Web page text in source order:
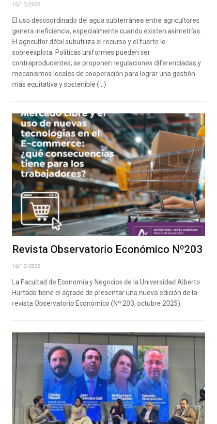
16/10/2025
El uso descoordinado del agua subterránea entre agricultores
genera ineficiencia, especialmente cuando existen asimetrías.
El agricultor débil subutiliza el recurso y el fuerte lo
sobreexplota. Políticas uniformes pueden ser
contraproducentes; se proponen regulaciones diferenciadas y
mecanismos locales de cooperación para lograr una gestión
más equitativa y sostenible (…)
Revista Observatorio Económico Nº203
16/10/2025
La Facultad de Economía y Negocios de la Universidad Alberto
Hurtado tiene el agrado de presentar una nueva edición de la
revista Observatorio Económico (Nº 203, octubre 2025).